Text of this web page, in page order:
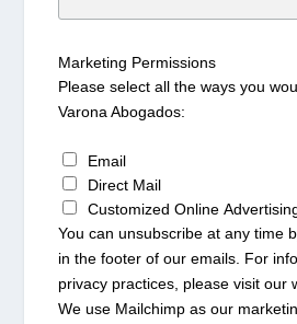
Marketing Permissions
Please select all the ways you
Varona Abogados:
Email
Direct Mail
Customized Online
You can unsubscribe at any time
in the footer of our emails. For
privacy practices, please visit our
We use Mailchimp as our